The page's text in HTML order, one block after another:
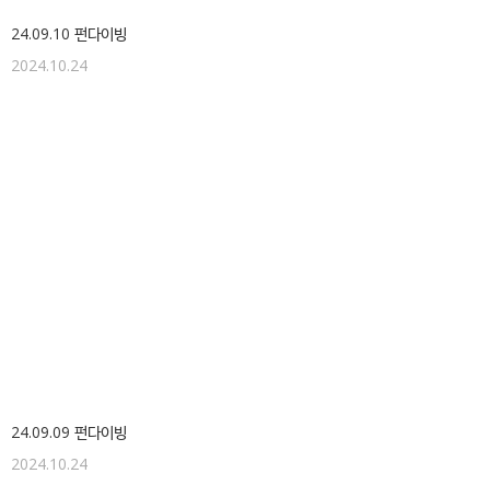
24.09.10 펀다이빙
2024.10.24
24.09.09 펀다이빙
2024.10.24